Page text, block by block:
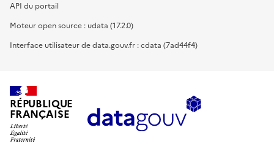
API du portail
Moteur open source : udata (17.2.0)
Interface utilisateur de data.gouv.fr : cdata (7ad44f4)
RÉPUBLIQUE
FRANÇAISE